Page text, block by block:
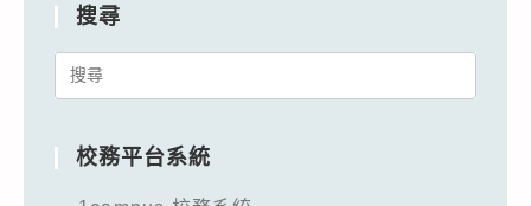
搜尋
Search
校務平台系統